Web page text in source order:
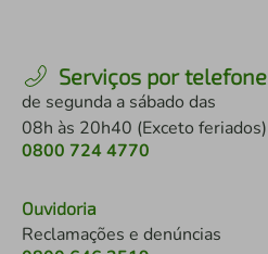
Serviços por telefone
de segunda a sábado das
08h às 20h40 (Exceto feriados)
0800 724 4770
Ouvidoria
Reclamações e denúncias